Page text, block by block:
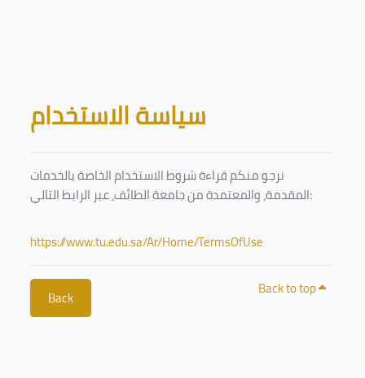
Blocks
سياسة الاستخدام
نرجو منكم قراءة شروط الاستخدام الخاصة بالخدمات
المقدمة، والمعتمدة من جامعة الطائف، عبر الرابط التالي:
https://www.tu.edu.sa/Ar/Home/TermsOfUse
Back Back to top